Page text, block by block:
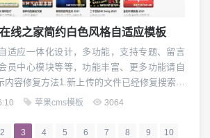
线之家简约白色风格自适应模板
适应一体化设计，多功能，支持专题、留言
员中心模块等等，功能丰富、更多功能请自
内容修复方法1.新上传的文件已经修复搜索无
针对老版本苹果cms）新版本cms用户可在后
到method=”POST”代码改成method=”get...
苹果cms模板 3064
2 3 4 5 6 7 8 9 10